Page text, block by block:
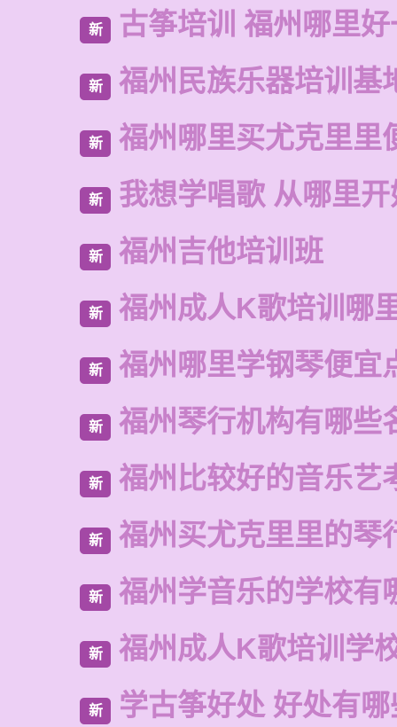
新 古筝培训 福州哪里
新 福州民族乐器培训基
新 福州哪里买尤克里里
新 我想学唱歌 从哪里开
新 福州吉他培训班
新 福州成人K歌培训哪
新 福州哪里学钢琴便宜
新 福州琴行机构有哪些
新 福州比较好的音乐艺
新 福州买尤克里里的琴
新 福州学音乐的学校有
新 福州成人K歌培训学
新 学古筝好处 好处有哪